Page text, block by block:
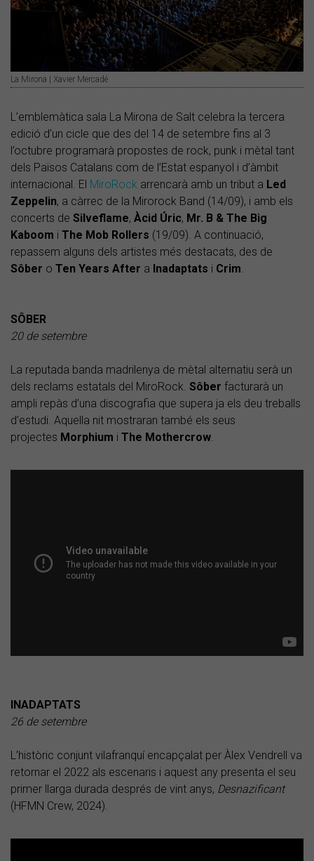
La Mirona | Xavier Mercadé
L’emblemàtica sala La Mirona de Salt celebra la tercera
edició d’un cicle que des del 14 de setembre fins al 3
l’octubre programarà propostes de rock, punk i mètal tant
dels Països Catalans com de l’Estat espanyol i d’àmbit
internacional. El MiroRock arrencarà amb un tribut a Led
Zeppelin, a càrrec de la Mirorock Band (14/09), i amb els
concerts de Silveflame, Àcid Úric, Mr. B & The Big
Kaboom i The Mob Rollers (19/09). A continuació,
repassem alguns dels artistes més destacats, des de
Sôber o Ten Years After a Inadaptats i Crim.
SÔBER
20 de setembre
La reputada banda madrilenya de mètal alternatiu serà un
dels reclams estatals del MiroRock. Sôber facturarà un
ampli repàs d’una discografia que supera ja els deu treballs
d’estudi. Aquella nit mostraran també els seus
projectes Morphium i The Mothercrow.
INADAPTATS
26 de setembre
L’històric conjunt vilafranquí encapçalat per Àlex Vendrell va
retornar el 2022 als escenaris i aquest any presenta el seu
primer llarga durada després de vint anys, Desnazificant
(HFMN Crew, 2024).